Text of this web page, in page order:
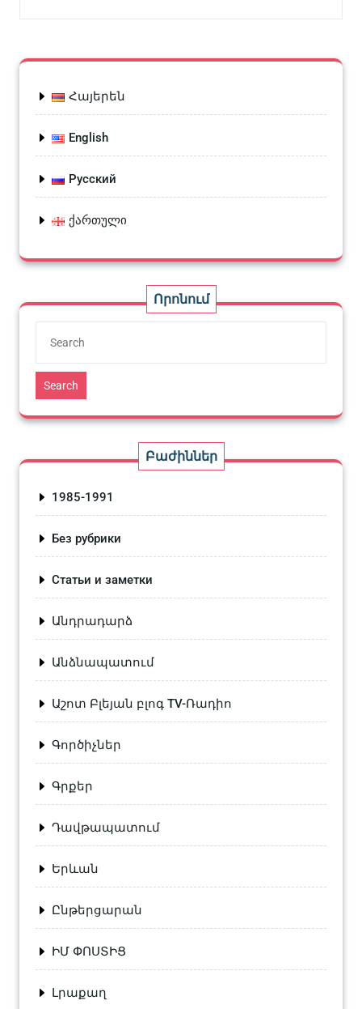
Հայերեն
English
Русский
ქართული
Որոնում
Search
Բաժիններ
1985-1991
Без рубрики
Статьи и заметки
Անդրադարձ
Անձնապատում
Աշոտ Բլեյան բլոգ TV-Ռադիո
Գործիչներ
Գրքեր
Դավթապատում
Երևան
Ընթերցարան
ԻՄ ՓՈՍՏԻՑ
Լրաքաղ